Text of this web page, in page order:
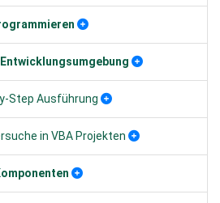
Step Ausführung
in VBA Projekten